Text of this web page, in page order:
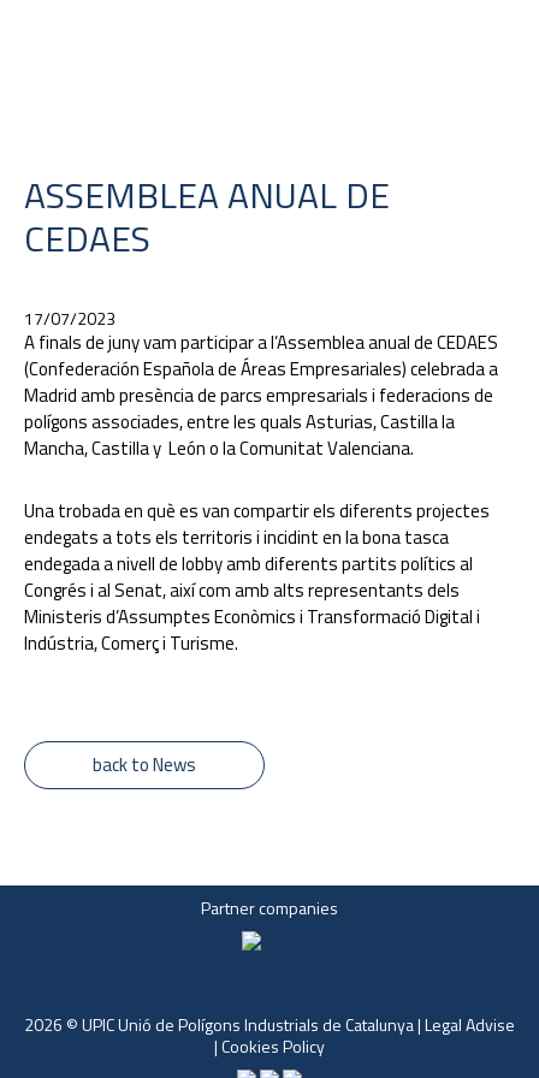
ASSEMBLEA ANUAL DE
CEDAES
17/07/2023
A finals de juny vam participar a l’Assemblea anual de CEDAES
(Confederación Española de Áreas Empresariales) celebrada a
Madrid amb presència de parcs empresarials i federacions de
polígons associades, entre les quals Asturias, Castilla la
Mancha, Castilla y León o la Comunitat Valenciana.
Una trobada en què es van compartir els diferents projectes
endegats a tots els territoris i incidint en la bona tasca
endegada a nivell de lobby amb diferents partits polítics al
Congrés i al Senat, així com amb alts representants dels
Ministeris d’Assumptes Econòmics i Transformació Digital i
Indústria, Comerç i Turisme.
back to News
Partner companies
2026 © UPIC Unió de Polígons Industrials de Catalunya |Legal Advise
|Cookies Policy